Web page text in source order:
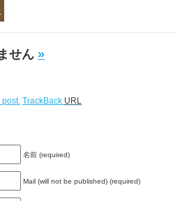
せん »
post. TrackBack URL
名前 (required)
Mail (will not be published) (required)